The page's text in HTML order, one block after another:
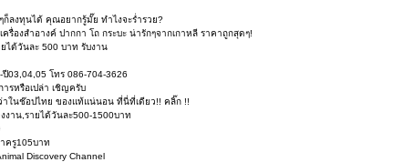
ก็ลงทุนได้ คุณอยากรู้มั๊ย ทำไงจะร่ำรวย?
ครื่องสำอางค์ ปากกา โถ กระบะ น่ารักๆจากเกาหลี ราคาถูกสุดๆ!
ได้วันละ 500 บาท รับงาน
03,04,05 โทร 086-704-3626
รหรือเปล่า เชิญครับ
ในช๊อปไทย ของแท้แน่นอน ที่นี่ที่เดียว!! คลิ๊ก !!
งาน,รายได้วันละ500-1500บาท
ครู105บาท
Discovery Channel